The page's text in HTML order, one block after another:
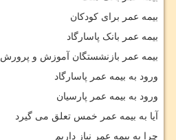
بیمه عمر برای کودکان
بیمه عمر بانک پاسارگاد
بیمه عمر بازنشستگان آموزش و پرورش
ورود به بیمه عمر پاسارگاد
ورود به بیمه عمر پارسیان
آیا به بیمه عمر خمس تعلق می گیرد
چرا به بیمه عمر نیاز داریم